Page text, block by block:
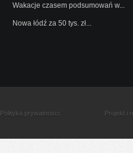
Wakacje czasem podsumowań w...
Nowa łódź za 50 tys. zł...
Polityka prywatnosci Projekt i